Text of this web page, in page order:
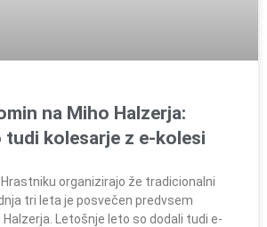
na Miho Halzerja:
kolesarje z e-kolesi
organizirajo že tradicionalni
tri leta je posvečen predvsem
Letošnje leto so dodali tudi e-